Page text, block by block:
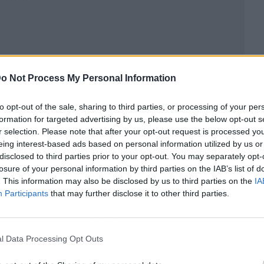
Not Process My Personal Information
opt-out of the sale, sharing to third parties, or processing of your
for targeted advertising by us, please use the below opt-out
selection. Please note that after your opt-out request is processed
interest-based ads based on personal information utilized by us
to third parties prior to your opt-out. You may separately
of your personal information by third parties on the IAB’s list of
This information may also be disclosed by us to third parties on the
Participants that may further disclose it to other third parties.
Data Processing Opt Outs
y reparador, el Aotumm Ciort Colchón
cada noche en una experiencia de sueño
comodidad, este colchón cuenta con una
óptima, asegurando una temperatura
permite adaptarse perfectamente a la forma
y reduciendo los puntos de presión.